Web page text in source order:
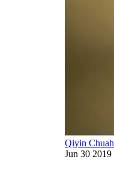
Qiyin Chuah
Jun 30 2019